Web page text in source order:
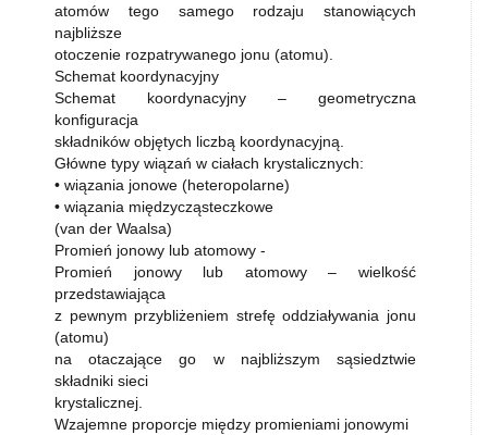
atomów tego samego rodzaju stanowiących
najbliższe
otoczenie rozpatrywanego jonu (atomu).
Schemat koordynacyjny
Schemat koordynacyjny – geometryczna
konfiguracja
składników objętych liczbą koordynacyjną.
Główne typy wiązań w ciałach krystalicznych:
• wiązania jonowe (heteropolarne)
• wiązania międzycząsteczkowe
(van der Waalsa)
Promień jonowy lub atomowy -
Promień jonowy lub atomowy – wielkość
przedstawiająca
z pewnym przybliżeniem strefę oddziaływania jonu
(atomu)
na otaczające go w najbliższym sąsiedztwie
składniki sieci
krystalicznej.
Wzajemne proporcje między promieniami jonowymi